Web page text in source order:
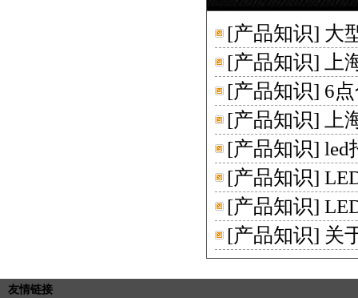
[产品知识] 大
[产品知识]
上
[产品知识] 6
[产品知识]
上
[产品知识] led
[产品知识]
[产品知识]
[产品知识] 关
友情链接